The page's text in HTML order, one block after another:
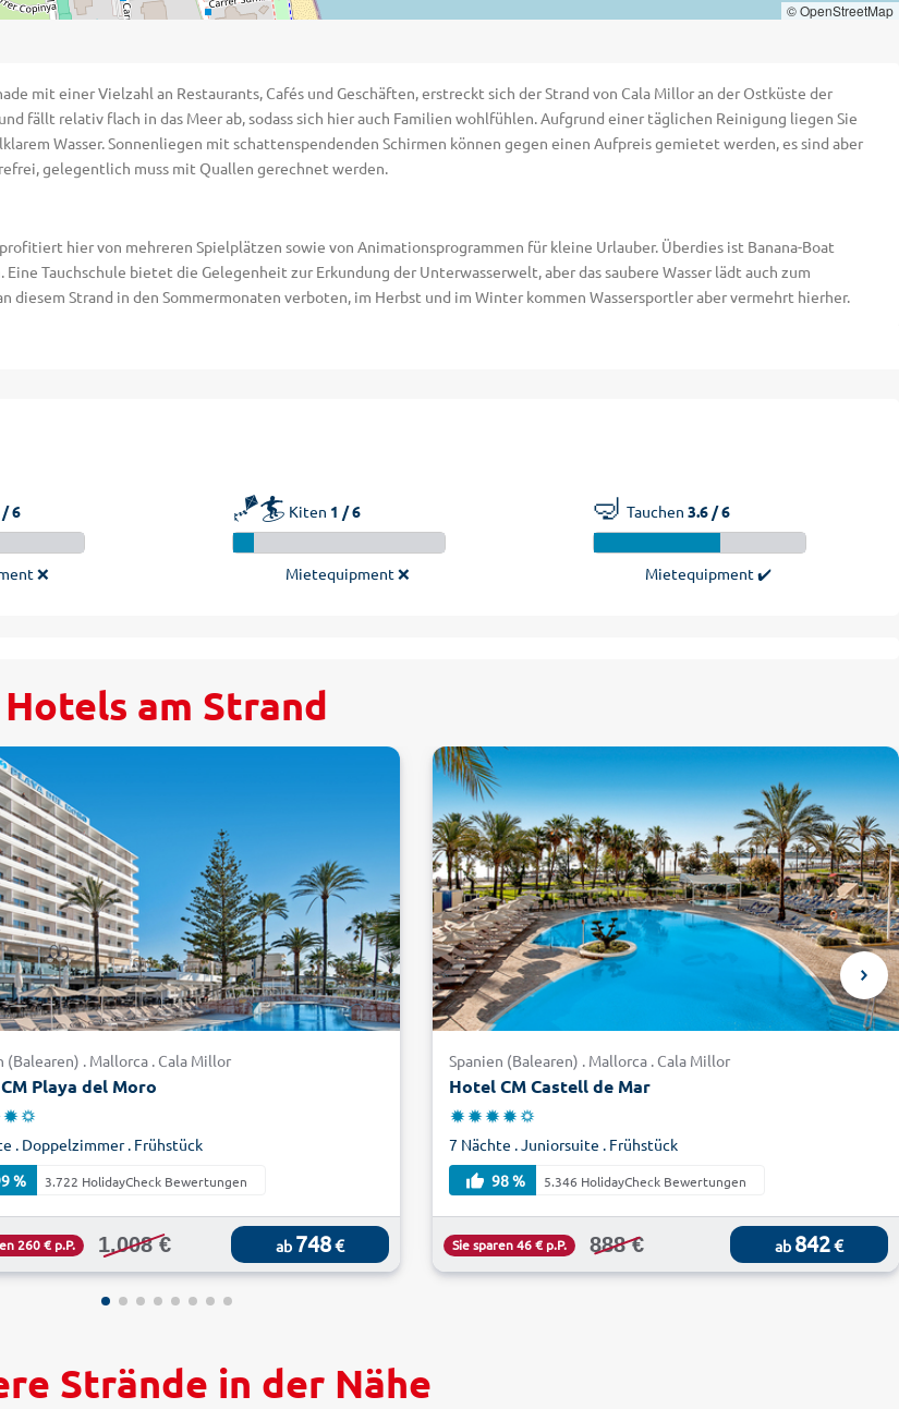
© OpenStreetMap
mit einer Vielzahl an Restaurants, Cafés und Geschäften, erstreckt sich der Strand von Cala Millor an der Ostküste der
fällt relativ flach in das Meer ab, sodass sich hier auch Familien wohlfühlen. Aufgrund einer täglichen Reinigung liegen Sie
Wasser. Sonnenliegen mit schattenspendenden Schirmen können gegen einen Aufpreis gemietet werden, es sind aber
gelegentlich muss mit Quallen gerechnet werden.
hier von mehreren Spielplätzen sowie von Animationsprogrammen für kleine Urlauber. Überdies ist Banana-Boat
Tauchschule bietet die Gelegenheit zur Erkundung der Unterwasserwelt, aber das saubere Wasser lädt auch zum
Strand in den Sommermonaten verboten, im Herbst und im Winter kommen Wassersportler aber vermehrt hierher.
/ 6
❌
🪁🏄 Kiten 1 / 6
Mietequipment ❌
🤿 Tauchen 3.6 / 6
Mietequipment ✔️
Hotels am Strand
(Balearen) . Mallorca . Cala Millor
Playa del Moro
. Doppelzimmer . Frühstück
%
3.722 HolidayCheck Bewertungen
1.008 €
260 € p.P. ab 748€
Spanien (Balearen) . Mallorca . Cala Millor
Hotel CM Castell de Mar
7 Nächte . Juniorsuite . Frühstück
98 %
5.346 HolidayCheck Bewertungen
888 €
Sie sparen 46 € p.P. ab 842€
Strände in der Nähe